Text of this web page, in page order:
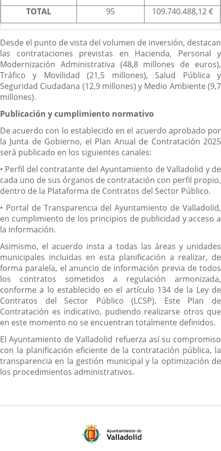
TOTAL 95 109.740.488,12 €
Desde el punto de vista del volumen de inversión, destacan
las contrataciones previstas en Hacienda, Personal y
Modernización Administrativa (48,8 millones de euros),
Tráfico y Movilidad (21,5 millones), Salud Pública y
Seguridad Ciudadana (12,9 millones) y Medio Ambiente (9,7
millones).
Publicación y cumplimiento normativo
De acuerdo con lo establecido en el acuerdo aprobado por
la Junta de Gobierno, el Plan Anual de Contratación 2025
será publicado en los siguientes canales:
• Perfil del contratante del Ayuntamiento de Valladolid y de
cada uno de sus órganos de contratación con perfil propio,
dentro de la Plataforma de Contratos del Sector Público.
• Portal de Transparencia del Ayuntamiento de Valladolid,
en cumplimiento de los principios de publicidad y acceso a
la información.
Asimismo, el acuerdo insta a todas las áreas y unidades
municipales incluidas en esta planificación a realizar, de
forma paralela, el anuncio de información previa de todos
los contratos sometidos a regulación armonizada,
conforme a lo establecido en el artículo 134 de la Ley de
Contratos del Sector Público (LCSP). Este Plan de
Contratación es indicativo, pudiendo realizarse otros que
en este momento no se encuentran totalmente definidos.
El Ayuntamiento de Valladolid refuerza así su compromiso
con la planificación eficiente de la contratación pública, la
transparencia en la gestión municipal y la optimización de
los procedimientos administrativos.